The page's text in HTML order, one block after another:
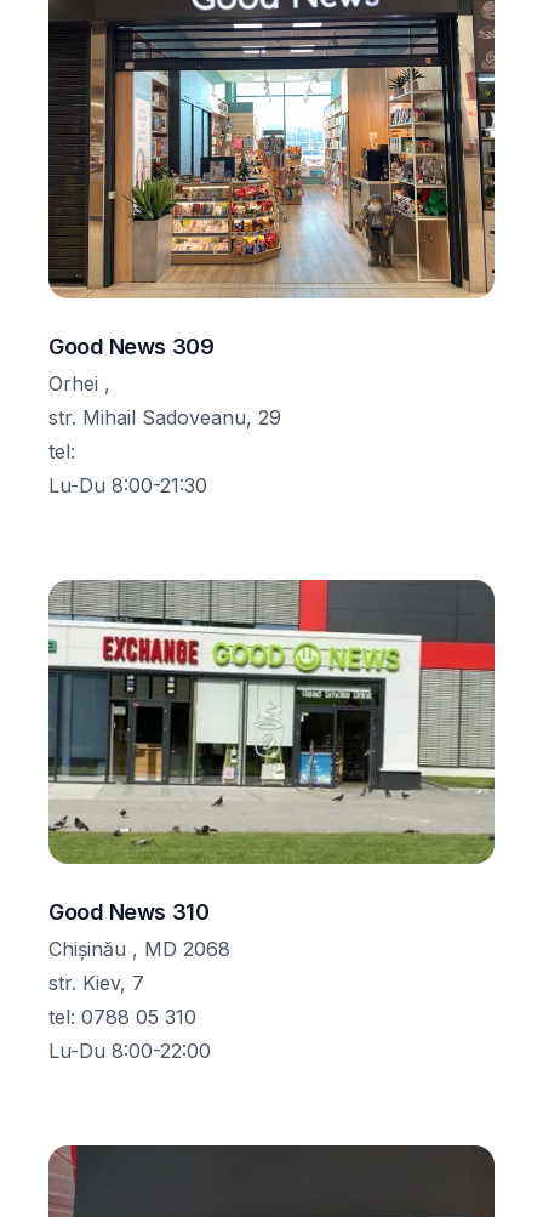
Good News 309
Orhei ,
str. Mihail Sadoveanu, 29
tel:
Lu-Du 8:00-21:30
Good News 310
Chișinău , MD 2068
str. Kiev, 7
tel: 0788 05 310
Lu-Du 8:00-22:00